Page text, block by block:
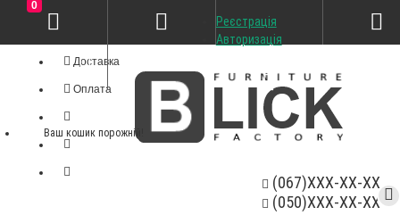
Доставка
Оплата
(067)XXX-XX-XX
(050)XXX-XX-XX
Реєстрація
Авторизація
0
Ваш кошик порожній!